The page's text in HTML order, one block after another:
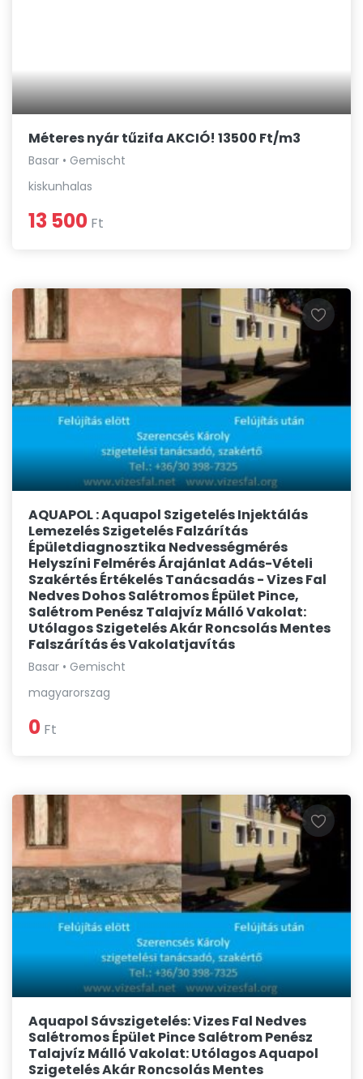
Méteres nyár tűzifa AKCIÓ! 13500 Ft/m3
Basar • Gemischt
kiskunhalas
13 500 Ft
AQUAPOL : Aquapol Szigetelés Injektálás
Lemezelés Szigetelés Falzárítás
Épületdiagnosztika Nedvességmérés
Helyszíni Felmérés Árajánlat Adás-Vételi
Szakértés Értékelés Tanácsadás - Vizes Fal
Nedves Dohos Salétromos Épület Pince,
Salétrom Penész Talajvíz Málló Vakolat:
Utólagos Szigetelés Akár Roncsolás Mentes
Falszárítás és Vakolatjavítás
Basar • Gemischt
magyarorszag
0 Ft
Aquapol Sávszigetelés: Vizes Fal Nedves
Salétromos Épület Pince Salétrom Penész
Talajvíz Málló Vakolat: Utólagos Aquapol
Szigetelés Akár Roncsolás Mentes